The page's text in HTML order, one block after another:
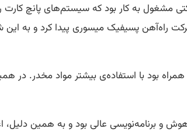
۶۰، او در شرکتی مشغول به کار بود که سیستم‌های
بود با استفاده‌ی بیشتر مواد مخدر. در